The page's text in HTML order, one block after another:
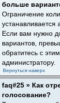
больше
Ограничение
Если вам нужно
вариантов,
обратитесь с
администратору.
Вернуться наверх
faq#25 » Как
голосование?